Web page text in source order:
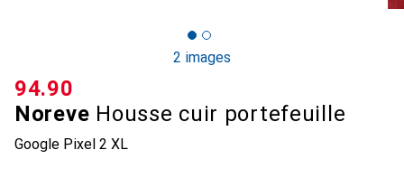
2 images
Noreve Housse cuir portefeuille
Google Pixel 2 XL
CHF
94.90